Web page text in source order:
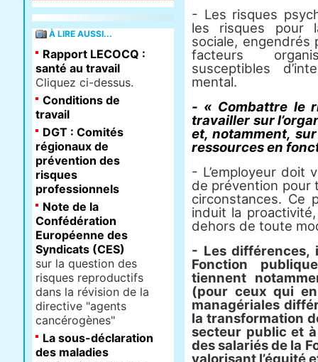
- Les risques
les risques pour
sociale, engendrés
facteurs
susceptibles
mental.
- « Combattre le
travailler sur
et, notamment,
ressources en
- L’employeur doit
de prévention pour
circonstances. Ce
induit la proactivité,
dehors de toute
- Les différences,
Fonction
tiennent
(pour ceux qui
managériales
la transformation
secteur public et à
des salariés de la
valorisant l’équité
À LIRE AUSSI...
Rapport LECOCQ :
santé au travail
Cliquez ci-dessus.
Conditions de
travail
DGT : Comités
régionaux de
prévention des
risques
professionnels
Note de la
Confédération
Européenne des
Syndicats (CES)
sur la question des
risques reproductifs
dans la révision de la
directive "agents
cancérogènes"
La sous-déclaration
des maladies